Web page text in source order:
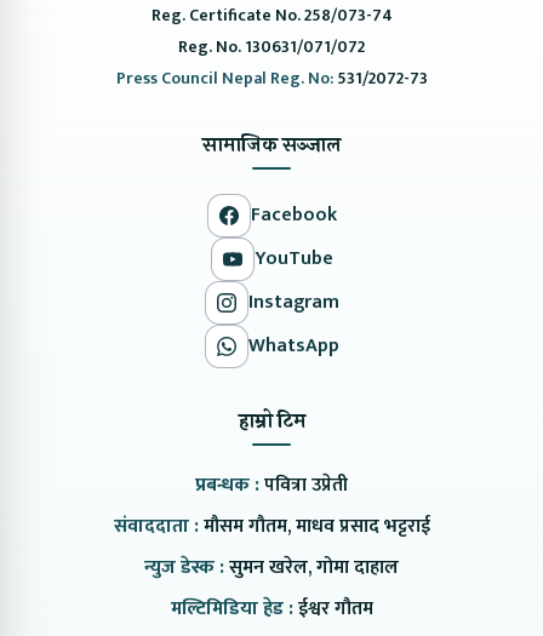
Reg. Certificate No. 258/073-74
Reg. No. 130631/071/072
Press Council Nepal Reg. No:531/2072-73
सामाजिक सञ्जाल
Facebook
YouTube
Instagram
WhatsApp
हाम्रो टिम
प्रबन्धक :पवित्रा उप्रेती
संवाददाता :मौसम गौतम, माधव प्रसाद भट्टराई
न्युज डेस्क :सुमन खरेल, गोमा दाहाल
मल्टिमिडिया हेड :ईश्वर गौतम